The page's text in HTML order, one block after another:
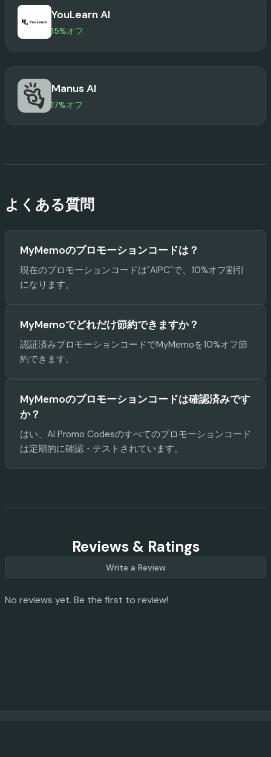
YouLearn AI
15%オフ
Manus AI
17%オフ
よくある質問
MyMemoのプロモーションコードは？
現在のプロモーションコードは"AIPC"で、10%オフ割引
になります。
MyMemoでどれだけ節約できますか？
認証済みプロモーションコードでMyMemoを10%オフ節
約できます。
MyMemoのプロモーションコードは確認済みです
か？
はい、AI Promo Codesのすべてのプロモーションコード
は定期的に確認・テストされています。
Reviews & Ratings
Write a Review
No reviews yet. Be the first to review!